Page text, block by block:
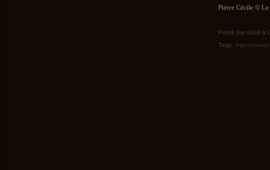
Pierre Cécile ©
Posté par Grisli à
Tags: improvisation